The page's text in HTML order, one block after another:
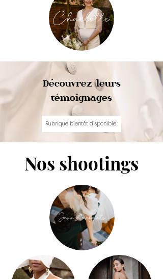
Charlotte
Découvrez leurs
témoignages
Rubrique bientôt disponible
Nos shootings
Jeux d'enfants